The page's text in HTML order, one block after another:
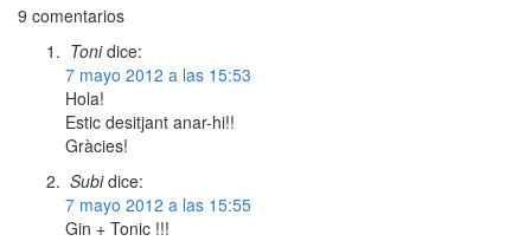
9 comentarios
Toni dice:
7 mayo 2012 a las 15:53
Hola!
Estic desitjant anar-hi!!
Gràcies!
Subi dice:
7 mayo 2012 a las 15:55
Gin + Tonic !!!